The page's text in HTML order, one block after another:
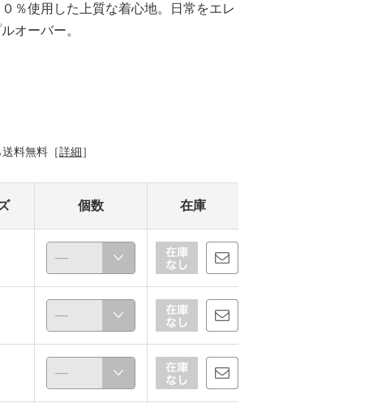
％使用した上質な着心地。日常をエレ
オーバー。
料無料［詳細 ］
個数 在庫